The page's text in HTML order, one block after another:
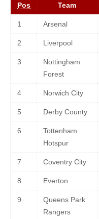
Pos Team
1 Arsenal
2 Liverpool
3
Nottingham
Forest
4 Norwich City
5 Derby County
6
Tottenham
Hotspur
7 Coventry City
8 Everton
9
Queens Park
Rangers